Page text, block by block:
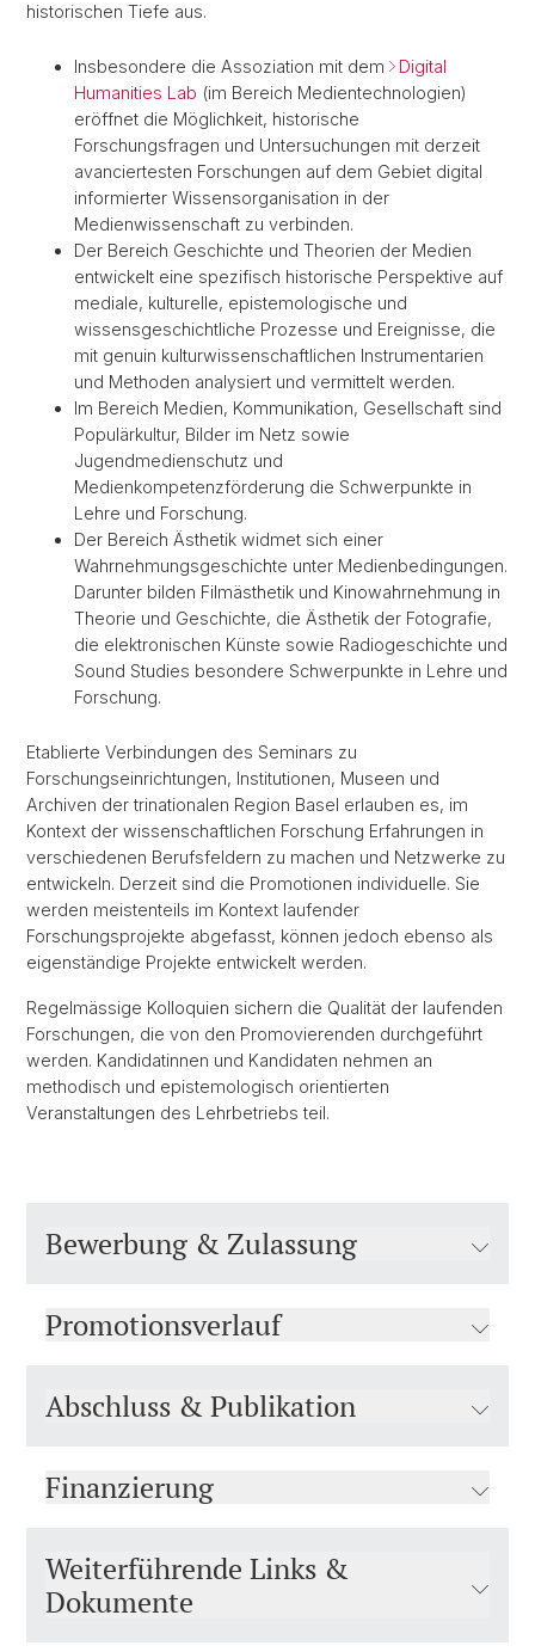
historischen Tiefe aus.
Insbesondere die Assoziation mit dem
Digital
Humanities Lab (im Bereich Medientechnologien)
eröffnet die Möglichkeit, historische
Forschungsfragen und Untersuchungen mit derzeit
avanciertesten Forschungen auf dem Gebiet digital
informierter Wissensorganisation in der
Medienwissenschaft zu verbinden.
Der Bereich Geschichte und Theorien der Medien
entwickelt eine spezifisch historische Perspektive auf
mediale, kulturelle, epistemologische und
wissensgeschichtliche Prozesse und Ereignisse, die
mit genuin kulturwissenschaftlichen Instrumentarien
und Methoden analysiert und vermittelt werden.
Im Bereich Medien, Kommunikation, Gesellschaft sind
Populärkultur, Bilder im Netz sowie
Jugendmedienschutz und
Medienkompetenzförderung die Schwerpunkte in
Lehre und Forschung.
Der Bereich Ästhetik widmet sich einer
Wahrnehmungsgeschichte unter Medienbedingungen.
Darunter bilden Filmästhetik und Kinowahrnehmung in
Theorie und Geschichte, die Ästhetik der Fotografie,
die elektronischen Künste sowie Radiogeschichte und
Sound Studies besondere Schwerpunkte in Lehre und
Forschung.
Etablierte Verbindungen des Seminars zu
Forschungseinrichtungen, Institutionen, Museen und
Archiven der trinationalen Region Basel erlauben es, im
Kontext der wissenschaftlichen Forschung Erfahrungen in
verschiedenen Berufsfeldern zu machen und Netzwerke zu
entwickeln. Derzeit sind die Promotionen individuelle. Sie
werden meistenteils im Kontext laufender
Forschungsprojekte abgefasst, können jedoch ebenso als
eigenständige Projekte entwickelt werden.
Regelmässige Kolloquien sichern die Qualität der laufenden
Forschungen, die von den Promovierenden durchgeführt
werden. Kandidatinnen und Kandidaten nehmen an
methodisch und epistemologisch orientierten
Veranstaltungen des Lehrbetriebs teil.
Bewerbung & Zulassung
Promotionsverlauf
Abschluss & Publikation
Finanzierung
Weiterführende Links &
Dokumente